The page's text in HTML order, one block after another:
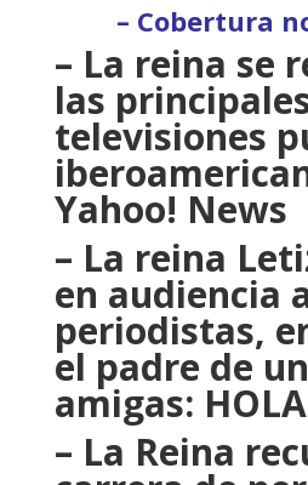
– Cobertura
– La reina se
las
televisiones
Yahoo! News
– La reina
en audiencia
periodistas,
el padre de
amigas:
– La Reina